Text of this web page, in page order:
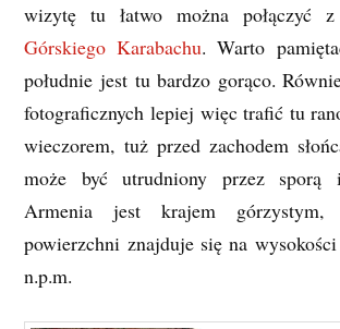
wizytę tu łatwo można połączyć
Górskiego Karabachu. Warto
południe jest tu bardzo gorąco.
fotograficznych lepiej więc trafić tu
wieczorem, tuż przed zachodem
może być utrudniony przez sporą
Armenia jest krajem
powierzchni znajduje się na
n.p.m.